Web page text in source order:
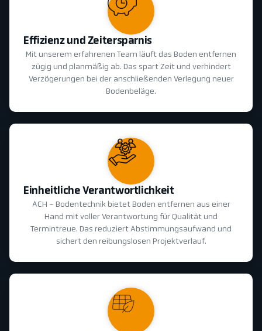
Effizienz und Zeitersparnis
Mit unserem erfahrenen Team läuft das Boden entfernen
zügig und planmäßig ab. Das spart Zeit und verhindert
Verzögerungen bei der anschließenden Verlegung neuer
Bodenbeläge.
Einheitliche Verantwortlichkeit
ACH - Bodentechnik bietet Boden entfernen aus einer
Hand mit voller Verantwortung für Qualität und
Termintreue. Das reduziert Abstimmungsaufwand und
sichert den reibungslosen Projektverlauf.